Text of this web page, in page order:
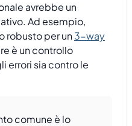
avrebbe un
Ad esempio,
robusto per un3-way
è un controllo
errori sia contro le
comune è lo